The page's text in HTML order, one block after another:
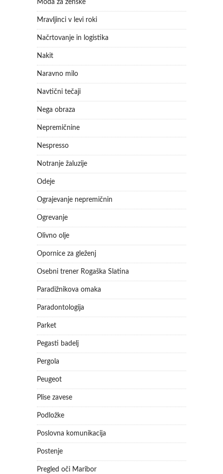
Moda za ženske
Mravljinci v levi roki
Načrtovanje in logistika
Nakit
Naravno milo
Navtični tečaji
Nega obraza
Nepremičnine
Nespresso
Notranje žaluzije
Odeje
Ograjevanje nepremičnin
Ogrevanje
Olivno olje
Opornice za gleženj
Osebni trener Rogaška Slatina
Paradižnikova omaka
Paradontologija
Parket
Pegasti badelj
Pergola
Peugeot
Plise zavese
Podložke
Poslovna komunikacija
Postenje
Pregled oči Maribor